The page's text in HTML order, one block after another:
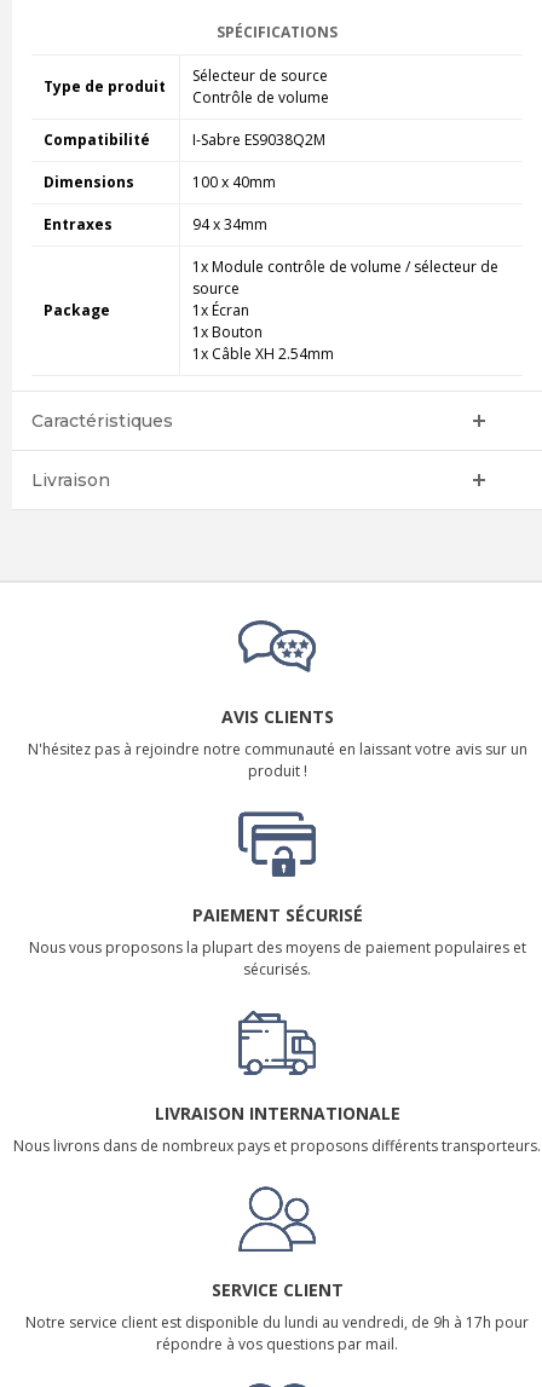
SPÉCIFICATIONS
Type de produit
Sélecteur de source
Contrôle de volume
Compatibilité I-Sabre ES9038Q2M
Dimensions 100 x 40mm
Entraxes 94 x 34mm
Package
1x Module contrôle de volume / sélecteur de
source
1x Écran
1x Bouton
1x Câble XH 2.54mm
Caractéristiques
Livraison
AVIS CLIENTS
N'hésitez pas à rejoindre notre communauté en laissant votre avis sur un
produit !
PAIEMENT SÉCURISÉ
Nous vous proposons la plupart des moyens de paiement populaires et
sécurisés.
LIVRAISON INTERNATIONALE
Nous livrons dans de nombreux pays et proposons différents transporteurs.
SERVICE CLIENT
Notre service client est disponible du lundi au vendredi, de 9h à 17h pour
répondre à vos questions par mail.